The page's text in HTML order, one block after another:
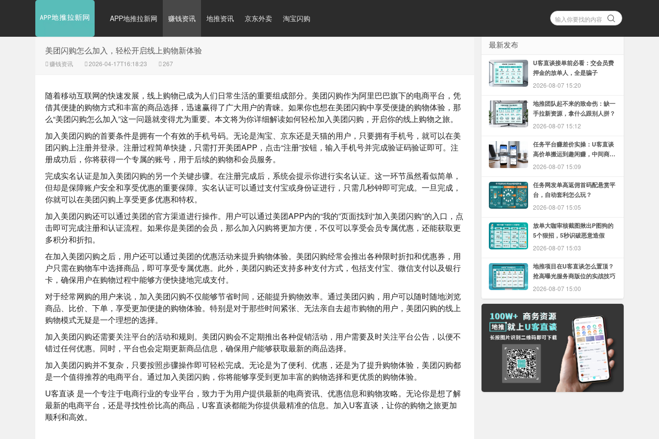
APP地推拉新网 赚钱资讯 地推资讯 京东外卖 淘宝闪购
美团闪购怎么加入，轻松开启线上购物新体验
赚钱资讯 2026-04-17T16:18:23 267
随着移动互联网的快速发展，线上购物已成为人们日常生活的重要组成部分。美团闪购作为阿里巴巴旗下的电商平台，凭
借其便捷的购物方式和丰富的商品选择，迅速赢得了广大用户的青睐。如果你也想在美团闪购中享受便捷的购物体验，那
么“美团闪购怎么加入”这一问题就变得尤为重要。本文将为你详细解读如何轻松加入美团闪购，开启你的线上购物之旅。
加入美团闪购的首要条件是拥有一个有效的手机号码。无论是淘宝、京东还是天猫的用户，只要拥有手机号，就可以在美
团闪购上注册并登录。注册过程简单快捷，只需打开美团APP，点击“注册”按钮，输入手机号并完成验证码验证即可。注
册成功后，你将获得一个专属的账号，用于后续的购物和会员服务。
完成实名认证是加入美团闪购的另一个关键步骤。在注册完成后，系统会提示你进行实名认证。这一环节虽然看似简单，
但却是保障账户安全和享受优惠的重要保障。实名认证可以通过支付宝或身份证进行，只需几秒钟即可完成。一旦完成，
你就可以在美团闪购上享受更多优惠和特权。
加入美团闪购还可以通过美团的官方渠道进行操作。用户可以通过美团APP内的“我的”页面找到“加入美团闪购”的入口，点
击即可完成注册和认证流程。如果你是美团的会员，那么加入闪购将更加方便，不仅可以享受会员专属优惠，还能获取更
多积分和折扣。
在加入美团闪购之后，用户还可以通过美团的优惠活动来提升购物体验。美团闪购经常会推出各种限时折扣和优惠券，用
户只需在购物车中选择商品，即可享受专属优惠。此外，美团闪购还支持多种支付方式，包括支付宝、微信支付以及银行
卡，确保用户在购物过程中能够方便快捷地完成支付。
对于经常网购的用户来说，加入美团闪购不仅能够节省时间，还能提升购物效率。通过美团闪购，用户可以随时随地浏览
商品、比价、下单，享受更加便捷的购物体验。特别是对于那些时间紧张、无法亲自去超市购物的用户，美团闪购的线上
购物模式无疑是一个理想的选择。
加入美团闪购还需要关注平台的活动和规则。美团闪购会不定期推出各种促销活动，用户需要及时关注平台公告，以便不
错过任何优惠。同时，平台也会定期更新商品信息，确保用户能够获取最新的商品选择。
加入美团闪购并不复杂，只要按照步骤操作即可轻松完成。无论是为了便利、优惠，还是为了提升购物体验，美团闪购都
是一个值得推荐的电商平台。通过加入美团闪购，你将能够享受到更加丰富的购物选择和更优质的购物体验。
U客直谈 是一个专注于电商行业的专业平台，致力于为用户提供最新的电商资讯、优惠信息和购物攻略。无论你是想了解
最新的电商平台，还是寻找性价比高的商品，U客直谈都能为你提供最精准的信息。加入U客直谈，让你的购物之旅更加
顺利和高效。
最新发布
U客直谈接单前必看：交会员费
押金的放单人，全是骗子
2026-08-07 15:20
地推团队起不来的致命伤：缺一
手拉新资源，拿什么跟别人拼？
2026-08-07 15:12
任务平台赚差价实操：U客直谈
高价单搬运到趣闲赚，中间商怎
么赚
2026-08-07 15:09
任务网发单高返佣首码配悬赏平
台，自动套利怎么玩？
2026-08-07 15:05
放单大咖审核截图揪出P图狗的
5个狠招，5秒识破恶意造假
2026-08-07 15:03
地推项目在U客直谈怎么置顶？
抢高曝光服务商版位的实战技巧
2026-08-07 15:00